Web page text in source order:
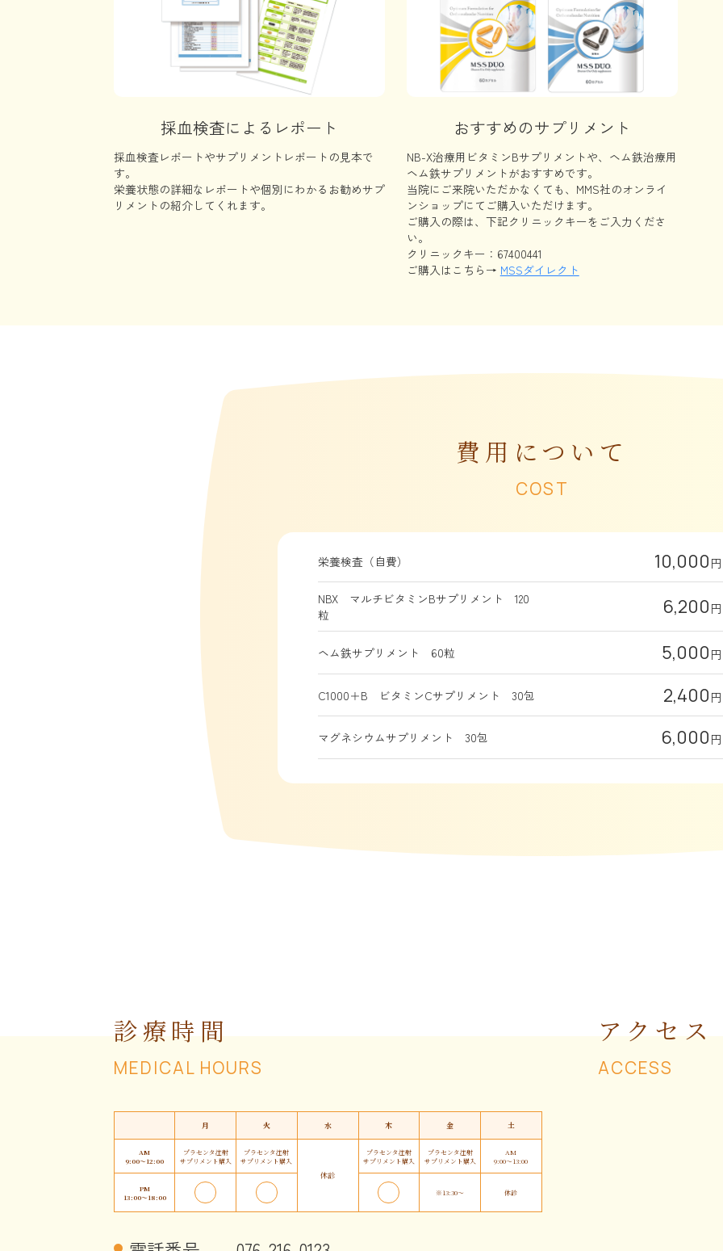
採血検査によるレポート
採血検査レポートやサプリメントレポートの見本で
す。
栄養状態の詳細なレポートや個別にわかるお勧めサプ
リメントの紹介してくれます。
おすすめのサプリメント
NB-X治療用ビタミンBサプリメントや、ヘム鉄治療用
ヘム鉄サプリメントがおすすめです。
当院にご来院いただかなくても、MMS社のオンライ
ンショップにてご購入いただけます。
ご購入の際は、下記クリニックキーをご入力くださ
い。
クリニックキー：67400441
ご購入はこちら→ MSSダイレクト
費用について
COST
栄養検査（自費） 10,000
NBX マルチビタミンBサプリメント 120
粒
6,200
ヘム鉄サプリメント 60粒 5,000
C1000＋B ビタミンCサプリメント 30包 2,400
マグネシウムサプリメント 30包 6,000
診療時間
MEDICAL HOURS
月 火 水 木 金 土
AM
9:00〜12:00
プラセンタ注射
サプリメント購入
プラセンタ注射
サプリメント購入
休診
プラセンタ注射
サプリメント購入
プラセンタ注射
サプリメント購入
AM
9:00〜13:00
PM
13:00〜18:00
※13:30〜 休診
アクセス
ACCESS